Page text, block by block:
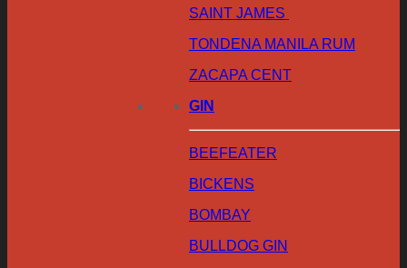
SAINT JAMES
TONDENA MANILA RUM
ZACAPA CENT
GIN
BEEFEATER
BICKENS
BOMBAY
BULLDOG GIN